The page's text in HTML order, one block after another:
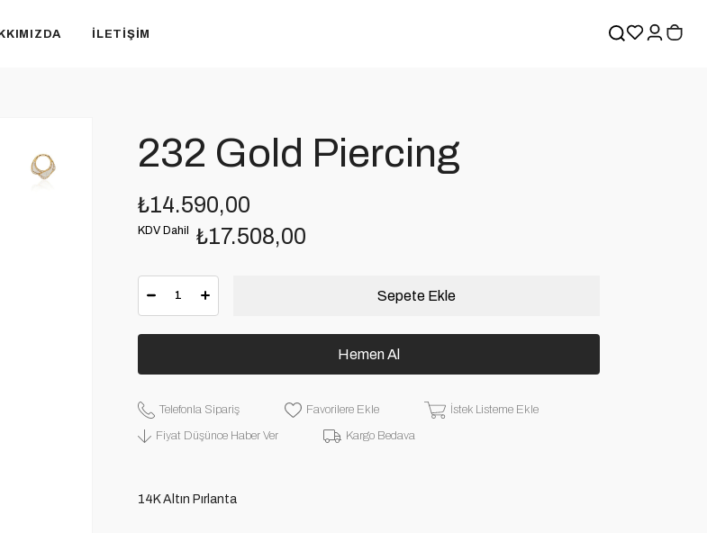
İLETIŞIM
232 Gold Piercing
₺14.590,00
KDV Dahil ₺17.508,00
Telefonla Sipariş Favorilere Ekle İstek Listeme Ekle
Fiyat Düşünce Haber Ver Kargo Bedava
14K Altın Pırlanta